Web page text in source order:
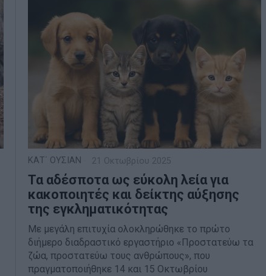
ΚΑΤ΄ ΟΥΣΙΑΝ 21 Οκτωβρίου 2025
Τα αδέσποτα ως εύκολη λεία για
κακοποιητές και δείκτης αύξησης
της εγκληματικότητας
Με μεγάλη επιτυχία ολοκληρώθηκε το πρώτο
διήμερο διαδραστικό εργαστήριο «Προστατεύω τα
ζώα, προστατεύω τους ανθρώπους», που
πραγματοποιήθηκε 14 και 15 Οκτωβρίου